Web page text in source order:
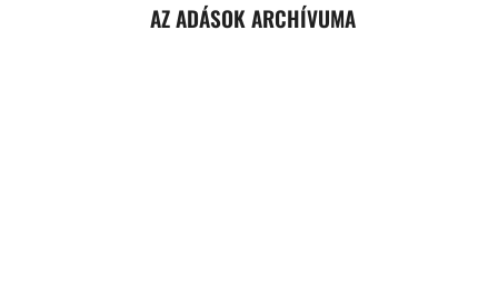
AZ ADÁSOK ARCHÍVUMA